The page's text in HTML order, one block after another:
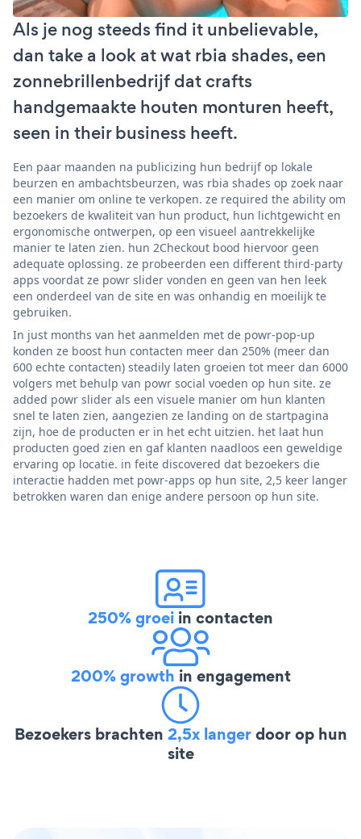
Als je nog steeds find it unbelievable,
dan take a look at wat rbia shades, een
zonnebrillenbedrijf dat crafts
handgemaakte houten monturen heeft,
seen in their business heeft.
Een paar maanden na publicizing hun bedrijf op lokale
beurzen en ambachtsbeurzen, was rbia shades op zoek naar
een manier om online te verkopen. ze required the ability om
bezoekers de kwaliteit van hun product, hun lichtgewicht en
ergonomische ontwerpen, op een visueel aantrekkelijke
manier te laten zien. hun 2Checkout bood hiervoor geen
adequate oplossing. ze probeerden een different third-party
apps voordat ze powr slider vonden en geen van hen leek
een onderdeel van de site en was onhandig en moeilijk te
gebruiken.
In just months van het aanmelden met de powr-pop-up
konden ze boost hun contacten meer dan 250% (meer dan
600 echte contacten) steadily laten groeien tot meer dan 6000
volgers met behulp van powr social voeden op hun site. ze
added powr slider als een visuele manier om hun klanten
snel te laten zien, aangezien ze landing on de startpagina
zijn, hoe de producten er in het echt uitzien. het laat hun
producten goed zien en gaf klanten naadloos een geweldige
ervaring op locatie. in feite discovered dat bezoekers die
interactie hadden met powr-apps op hun site, 2,5 keer langer
betrokken waren dan enige andere persoon op hun site.
250% groei in contacten
200% growth in engagement
Bezoekers brachten 2,5x langerdoor op hun
site